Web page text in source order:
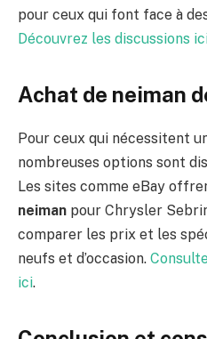
pour ceux qui font face à
Découvrez les discussions
Achat de neiman
Pour ceux qui nécessitent
nombreuses options sont
Les sites comme eBay
neiman pour Chrysler
comparer les prix et les
neufs et d’occasion.
ici.